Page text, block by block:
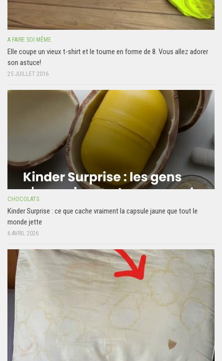
A FAIRE SOI MÊME
Elle coupe un vieux t-shirt et le tourne en forme de 8. Vous allez adorer
son astuce!
25 JUILLET 2016
CHOCOLATS
Kinder Surprise : ce que cache vraiment la capsule jaune que tout le
monde jette
6 AVRIL 2026